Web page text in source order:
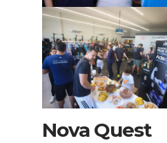
Nova Quest